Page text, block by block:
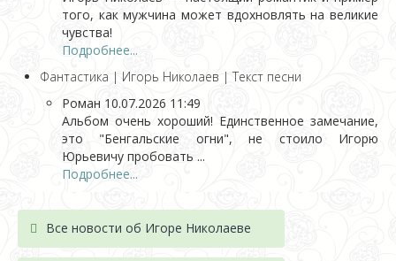
того, как мужчина может вдохновлять на великие
чувства!
Подробнее...
Фантастика | Игорь Николаев | Текст песни
Роман 10.07.2026 11:49
Альбом очень хороший! Единственное замечание,
это "Бенгальские огни", не стоило Игорю
Юрьевичу пробовать ...
Подробнее...
Все новости об Игоре Николаеве